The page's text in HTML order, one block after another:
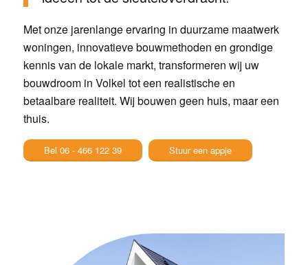
Met onze jarenlange ervaring in duurzame maatwerk
woningen, innovatieve bouwmethoden en grondige
kennis van de lokale markt, transformeren wij uw
bouwdroom in Volkel tot een realistische en
betaalbare realiteit. Wij bouwen geen huis, maar een
thuis.
Bel 06 - 466 122 39 Stuur een appje